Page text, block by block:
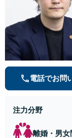
電話でお問
注力分野
離婚・男女